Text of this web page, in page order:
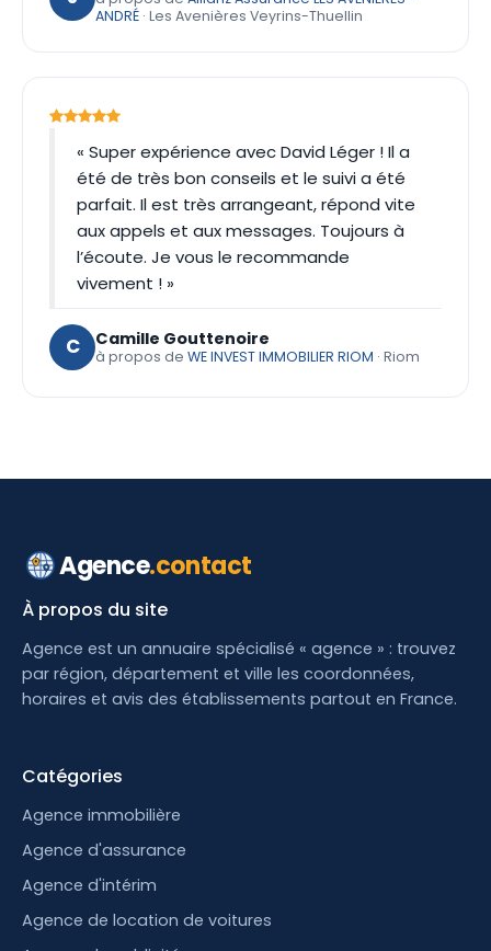
ANDRÉ · Les Avenières Veyrins-Thuellin
« Super expérience avec David Léger ! Il a
été de très bon conseils et le suivi a été
parfait. Il est très arrangeant, répond vite
aux appels et aux messages. Toujours à
l’écoute. Je vous le recommande
vivement ! »
C Camille Gouttenoire
à propos de WE INVEST IMMOBILIER RIOM · Riom
Agence.contact
À propos du site
Agence est un annuaire spécialisé « agence » : trouvez
par région, département et ville les coordonnées,
horaires et avis des établissements partout en France.
Catégories
Agence immobilière
Agence d'assurance
Agence d'intérim
Agence de location de voitures